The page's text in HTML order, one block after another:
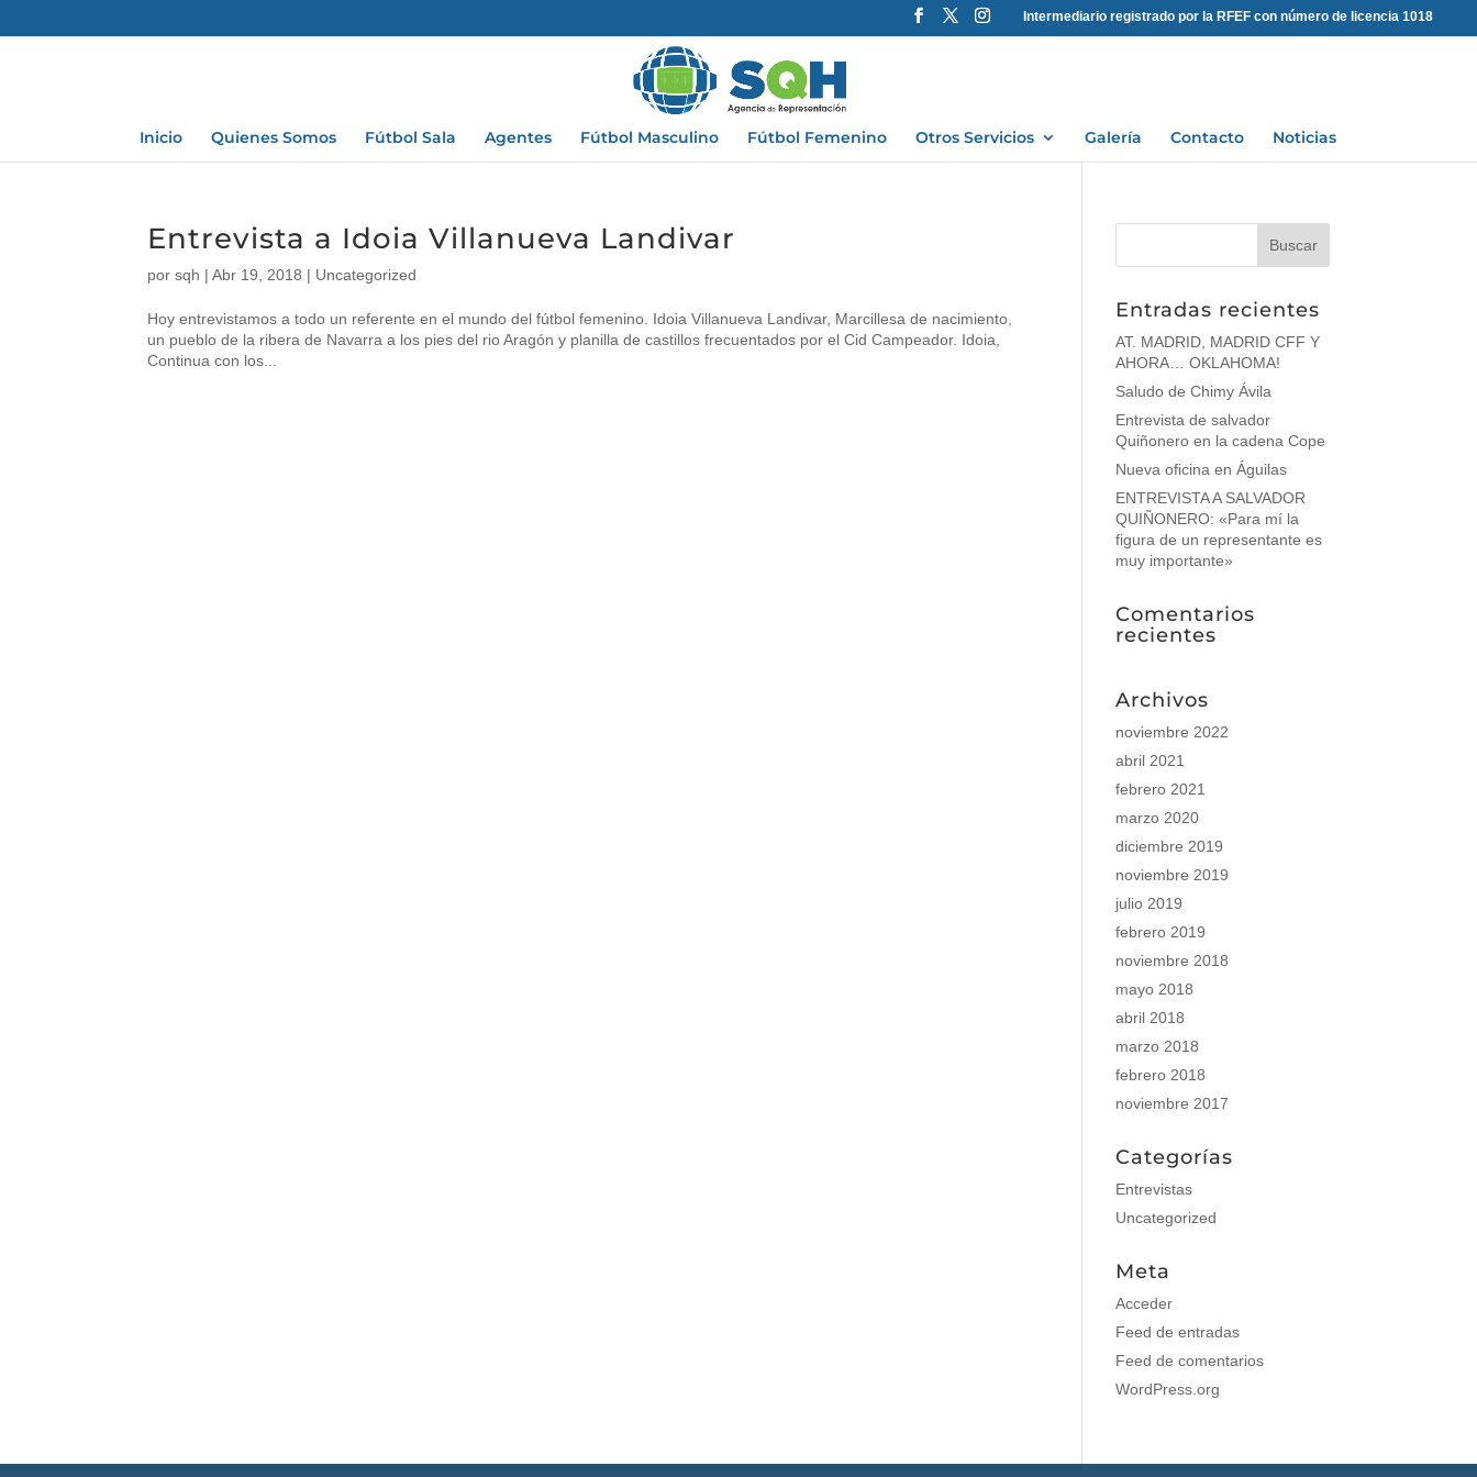
Intermediario registrado por la RFEF con número de licencia 1018
Inicio Quienes Somos Fútbol Sala Agentes Fútbol Masculino Fútbol Femenino Otros Servicios Galería Contacto Noticias
Entrevista a Idoia Villanueva Landivar
porsqh |Abr 19, 2018 | Uncategorized
Hoy entrevistamos a todo un referente en el mundo del fútbol femenino. Idoia Villanueva Landivar, Marcillesa de nacimiento,
un pueblo de la ribera de Navarra a los pies del rio Aragón y planilla de castillos frecuentados por el Cid Campeador. Idoia,
Continua con los...
Entradas recientes
AT. MADRID, MADRID CFF Y
AHORA… OKLAHOMA!
Saludo de Chimy Ávila
Entrevista de salvador
Quiñonero en la cadena Cope
Nueva oficina en Águilas
ENTREVISTA A SALVADOR
QUIÑONERO: «Para mí la
figura de un representante es
muy importante»
Comentarios
recientes
Archivos
noviembre 2022
abril 2021
febrero 2021
marzo 2020
diciembre 2019
noviembre 2019
julio 2019
febrero 2019
noviembre 2018
mayo 2018
abril 2018
marzo 2018
febrero 2018
noviembre 2017
Categorías
Entrevistas
Uncategorized
Meta
Acceder
Feed de entradas
Feed de comentarios
WordPress.org